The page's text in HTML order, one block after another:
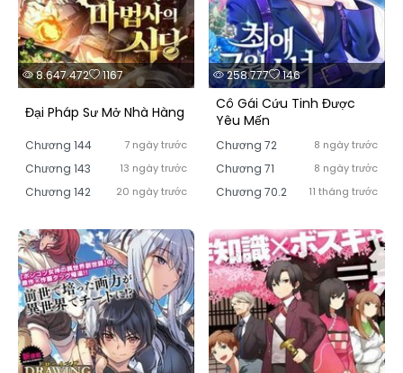
8.647.472 1167
Đại Pháp Sư Mở Nhà Hàng
Chương 144 7 ngày trước
Chương 143 13 ngày trước
Chương 142 20 ngày trước
258.777 146
Cô Gái Cứu Tinh Được
Yêu Mến
Chương 72 8 ngày trước
Chương 71 8 ngày trước
Chương 70.2 11 tháng trước